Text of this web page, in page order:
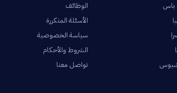
ياس
الوظائف
الأسئلة المتكررة
سياسة الخصوصية
الشروط والأحكام
تواصل معنا